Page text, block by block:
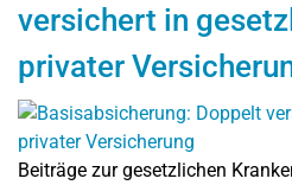
versichert in
privater
Beiträge zur gesetzlichen